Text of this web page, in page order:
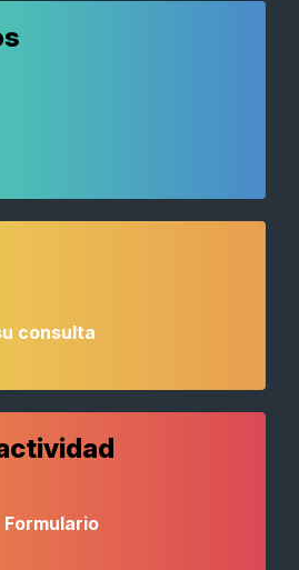
consulta